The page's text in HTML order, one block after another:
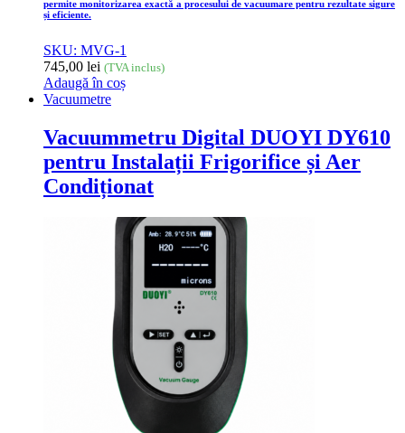
permite monitorizarea exactă a procesului de vacuumare pentru rezultate sigure
și eficiente.
SKU: MVG-1
745,00 lei (TVA inclus)
Adaugă în coș
Vacuumetre
Vacuummetru Digital DUOYI DY610
pentru Instalații Frigorifice și Aer
Condiționat